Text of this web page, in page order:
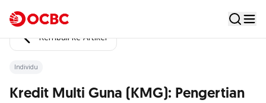
Kembali ke Artikel
Individu
Kredit Multi Guna (KMG): Pengertian